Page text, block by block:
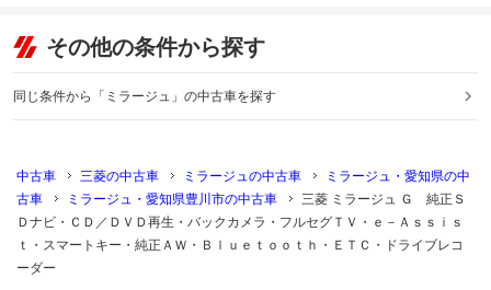
その他の条件から探す
同じ条件から「ミラージュ」の中古車を探す
中古車 三菱の中古車 ミラージュの中古車
ミラージュ・愛知県の中
古車
ミラージュ・愛知県豊川市の中古車
三菱 ミラージュ Ｇ 純正Ｓ
Ｄナビ・ＣＤ／ＤＶＤ再生・バックカメラ・フルセグＴＶ・ｅ－Ａｓｓｉｓ
ｔ・スマートキー・純正ＡＷ・Ｂｌｕｅｔｏｏｔｈ・ＥＴＣ・ドライブレコ
ーダー